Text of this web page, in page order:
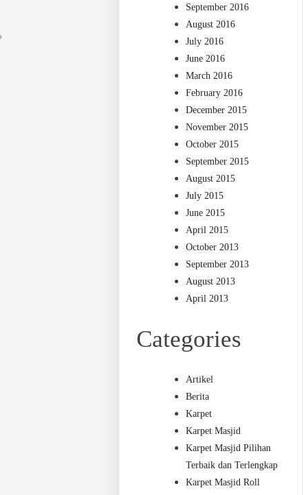
September 2016
August 2016
July 2016
June 2016
March 2016
February 2016
December 2015
November 2015
October 2015
September 2015
August 2015
July 2015
June 2015
April 2015
October 2013
September 2013
August 2013
April 2013
Categories
Artikel
Berita
Karpet
Karpet Masjid
Karpet Masjid Pilihan
Terbaik dan Terlengkap
Karpet Masjid Roll